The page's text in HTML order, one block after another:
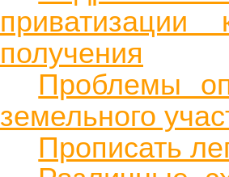
получения
Проблемы
земельного
Прописать